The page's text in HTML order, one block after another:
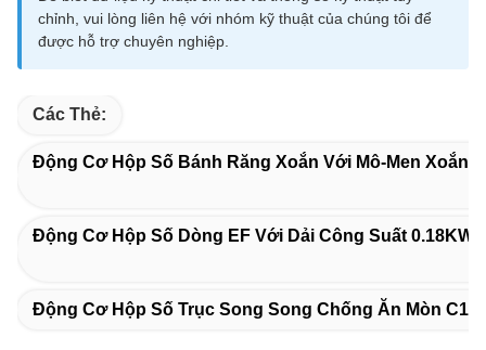
chỉnh, vui lòng liên hệ với nhóm kỹ thuật của chúng tôi để
được hỗ trợ chuyên nghiệp.
Các Thẻ:
Động Cơ Hộp Số Bánh Răng Xoắn Với Mô-Men Xoắn
Động Cơ Hộp Số Dòng EF Với Dải Công Suất 0.18KW-
Động Cơ Hộp Số Trục Song Song Chống Ăn Mòn C1-